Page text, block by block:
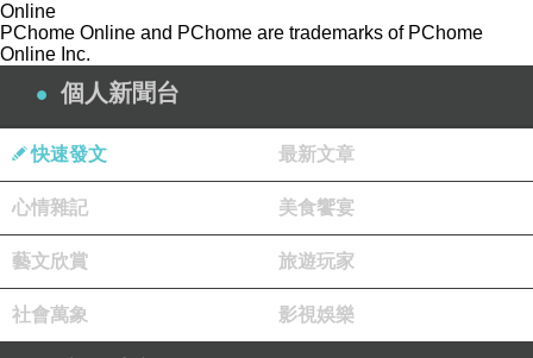
Online
PChome Online and PChome are trademarks of PChome
Online Inc.
個人新聞台
快速發文 最新文章
心情雜記 美食饗宴
藝文欣賞 旅遊玩家
社會萬象 影視娛樂